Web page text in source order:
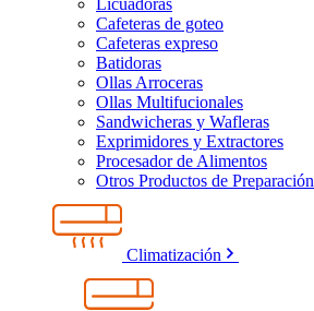
Licuadoras
Cafeteras de goteo
Cafeteras expreso
Batidoras
Ollas Arroceras
Ollas Multifucionales
Sandwicheras y Wafleras
Exprimidores y Extractores
Procesador de Alimentos
Otros Productos de Preparación
Climatización